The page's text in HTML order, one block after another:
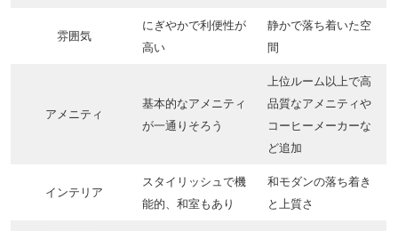
雰囲気
にぎやかで利便性が
高い
静かで落ち着いた空
間
アメニティ
基本的なアメニティ
が一通りそろう
上位ルーム以上で高
品質なアメニティや
コーヒーメーカーな
ど追加
インテリア
スタイリッシュで機
能的、和室もあり
和モダンの落ち着き
と上質さ